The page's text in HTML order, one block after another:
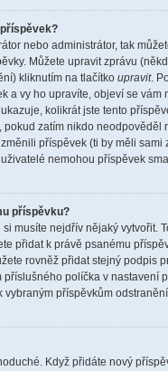
nebo administrátor, tak
Můžete upravit zprávu
kliknutím na tlačítko upravit.
a vy ho upravíte, objeví se vám
kolikrát jste tento
pokud zatím nikdo neodpověděl
příspěvek (ti by měli sami
nemohou příspěvek
příspěvku?
musíte nejdřív nějaký vytvořit.
přidat k právě psanému
rovněž přidat stejný podpis
příslušného políčka v nastavení
vybraným příspěvkům
Když přidáte nový